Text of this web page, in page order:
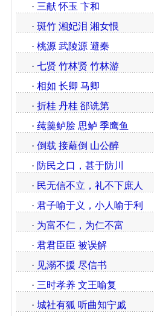
· 三献 怀玉 卞和
· 斑竹 湘妃泪 湘女恨
· 桃源 武陵源 避秦
· 七贤 竹林贤 竹林游
· 相如 长卿 马卿
· 折桂 丹桂 郤诜第
· 莼羹鲈脍 思鲈 季鹰鱼
· 倒载 接蘺倒 山公醉
· 防民之口，甚于防川
· 民无信不立，礼不下庶人
· 君子喻于义，小人喻于利
· 为富不仁，为仁不富
· 君君臣臣 被误解
· 见溺不援 尽信书
· 三时孝养 文王喻复
· 城社有狐 听曲知宁戚